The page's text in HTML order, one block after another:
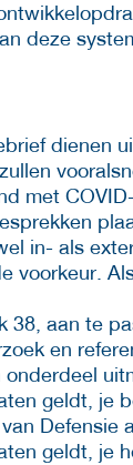
deze
dienen
met
in- als
voorkeur.
38, aan te
en
onderdeel
geldt, je
Defensie
geldt, je